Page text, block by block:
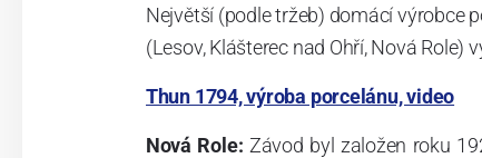
Největší (podle tržeb) domácí výrobce
(Lesov, Klášterec nad Ohří, Nová
Thun 1794, výroba porcelánu, video
Nová Role: Závod byl založen roku